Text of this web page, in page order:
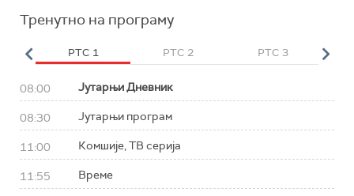
Тренутно на програму
РТС 1 РТС 2 РТС 3
08:00 Јутарњи Дневник
08:30 Јутарњи програм
11:00 Комшије, ТВ серија
11:55 Време